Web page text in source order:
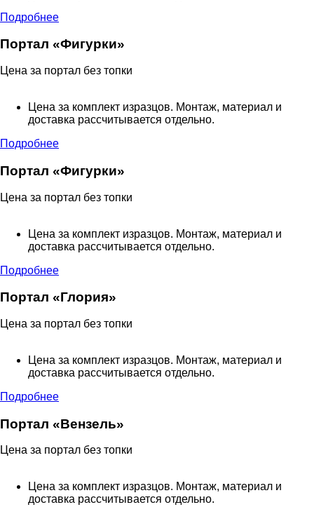
Подробнее
Портал «Фигурки»
Цена за портал без топки
Цена за комплект изразцов. Монтаж, материал и
доставка рассчитывается отдельно.
Подробнее
Портал «Фигурки»
Цена за портал без топки
Цена за комплект изразцов. Монтаж, материал и
доставка рассчитывается отдельно.
Подробнее
Портал «Глория»
Цена за портал без топки
Цена за комплект изразцов. Монтаж, материал и
доставка рассчитывается отдельно.
Подробнее
Портал «Вензель»
Цена за портал без топки
Цена за комплект изразцов. Монтаж, материал и
доставка рассчитывается отдельно.